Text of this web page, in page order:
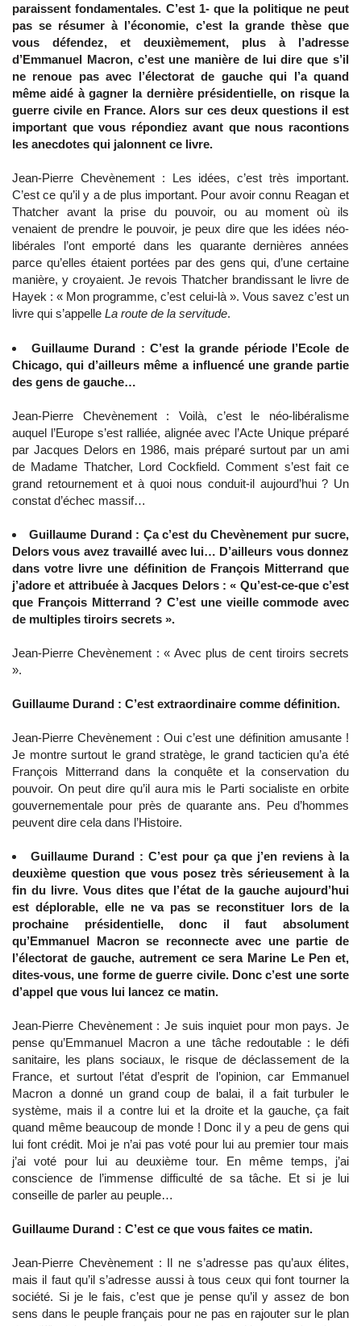
paraissent fondamentales. C’est 1- que la politique ne peut
pas se résumer à l’économie, c’est la grande thèse que
vous défendez, et deuxièmement, plus à l’adresse
d’Emmanuel Macron, c’est une manière de lui dire que s’il
ne renoue pas avec l’électorat de gauche qui l’a quand
même aidé à gagner la dernière présidentielle, on risque la
guerre civile en France. Alors sur ces deux questions il est
important que vous répondiez avant que nous racontions
les anecdotes qui jalonnent ce livre.
Jean-Pierre Chevènement : Les idées, c’est très important.
C’est ce qu’il y a de plus important. Pour avoir connu Reagan et
Thatcher avant la prise du pouvoir, ou au moment où ils
venaient de prendre le pouvoir, je peux dire que les idées néo-
libérales l’ont emporté dans les quarante dernières années
parce qu’elles étaient portées par des gens qui, d’une certaine
manière, y croyaient. Je revois Thatcher brandissant le livre de
Hayek : « Mon programme, c’est celui-là ». Vous savez c’est un
livre qui s’appelle La route de la servitude.
Guillaume Durand : C’est la grande période l’Ecole de
Chicago, qui d’ailleurs même a influencé une grande partie
des gens de gauche…
Jean-Pierre Chevènement : Voilà, c’est le néo-libéralisme
auquel l’Europe s’est ralliée, alignée avec l’Acte Unique préparé
par Jacques Delors en 1986, mais préparé surtout par un ami
de Madame Thatcher, Lord Cockfield. Comment s’est fait ce
grand retournement et à quoi nous conduit-il aujourd’hui ? Un
constat d’échec massif…
Guillaume Durand : Ça c’est du Chevènement pur sucre,
Delors vous avez travaillé avec lui… D’ailleurs vous donnez
dans votre livre une définition de François Mitterrand que
j’adore et attribuée à Jacques Delors : « Qu’est-ce-que c’est
que François Mitterrand ? C’est une vieille commode avec
de multiples tiroirs secrets ».
Jean-Pierre Chevènement : « Avec plus de cent tiroirs secrets
».
Guillaume Durand : C’est extraordinaire comme définition.
Jean-Pierre Chevènement : Oui c’est une définition amusante !
Je montre surtout le grand stratège, le grand tacticien qu’a été
François Mitterrand dans la conquête et la conservation du
pouvoir. On peut dire qu’il aura mis le Parti socialiste en orbite
gouvernementale pour près de quarante ans. Peu d’hommes
peuvent dire cela dans l’Histoire.
Guillaume Durand : C’est pour ça que j’en reviens à la
deuxième question que vous posez très sérieusement à la
fin du livre. Vous dites que l’état de la gauche aujourd’hui
est déplorable, elle ne va pas se reconstituer lors de la
prochaine présidentielle, donc il faut absolument
qu’Emmanuel Macron se reconnecte avec une partie de
l’électorat de gauche, autrement ce sera Marine Le Pen et,
dites-vous, une forme de guerre civile. Donc c’est une sorte
d’appel que vous lui lancez ce matin.
Jean-Pierre Chevènement : Je suis inquiet pour mon pays. Je
pense qu’Emmanuel Macron a une tâche redoutable : le défi
sanitaire, les plans sociaux, le risque de déclassement de la
France, et surtout l’état d’esprit de l’opinion, car Emmanuel
Macron a donné un grand coup de balai, il a fait turbuler le
système, mais il a contre lui et la droite et la gauche, ça fait
quand même beaucoup de monde ! Donc il y a peu de gens qui
lui font crédit. Moi je n’ai pas voté pour lui au premier tour mais
j’ai voté pour lui au deuxième tour. En même temps, j’ai
conscience de l’immense difficulté de sa tâche. Et si je lui
conseille de parler au peuple…
Guillaume Durand : C’est ce que vous faites ce matin.
Jean-Pierre Chevènement : Il ne s’adresse pas qu’aux élites,
mais il faut qu’il s’adresse aussi à tous ceux qui font tourner la
société. Si je le fais, c’est que je pense qu’il y assez de bon
sens dans le peuple français pour ne pas en rajouter sur le plan